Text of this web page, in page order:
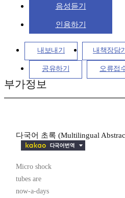
음성듣기
인용하기
내보내기 내책장담기
공유하기 오류접
부가정보
다국어 초록 (Multilingual
Micro shock
tubes are
now-a-days